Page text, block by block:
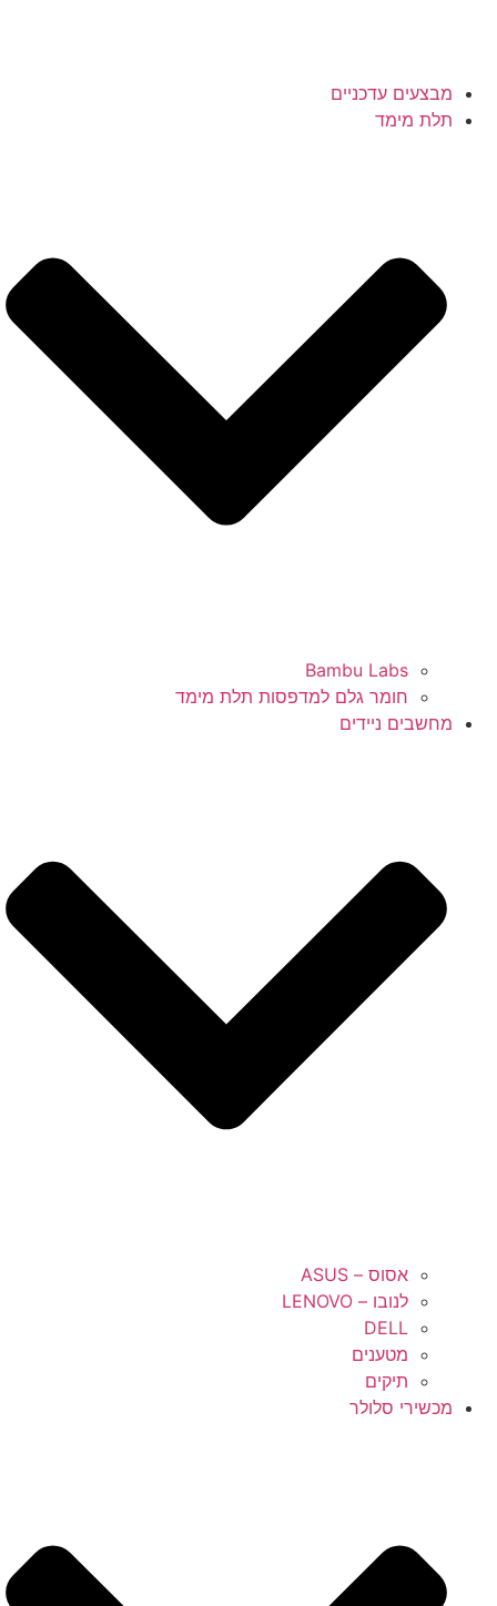
מבצעים עדכניים
תלת מימד
Bambu Labs
חומר גלם למדפסות תלת מימד
מחשבים ניידים
אסוס – ASUS
לנובו – LENOVO
DELL
מטענים
תיקים
מכשירי סלולר